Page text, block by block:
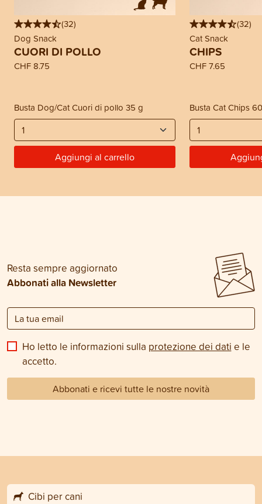
(32)
Dog Snack
CUORI DI POLLO
CHF 8.75
Busta Dog/Cat Cuori di pollo 35 g
Aggiungi al carrello
(32)
Cat Snack
CHIPS
CHF 7.65
Busta Cat Chips
Resta sempre aggiornato
Abbonati alla Newsletter
Ho letto le informazioni sulla protezione dei dati e le
accetto.
Abbonati e ricevi tutte le nostre novità
Cibi per cani